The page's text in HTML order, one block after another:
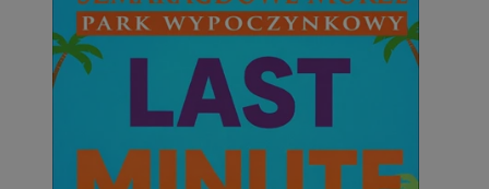
Niezbędne pliki cookie umożliwiają korzystanie z podstawowych
internetowej, takich jak logowanie użytkownika i zarządzanie
niezbędnych plików cookie nie można prawidłowo korzystać ze
Nazwa
Provider
SessID
sosnowiecki.pl